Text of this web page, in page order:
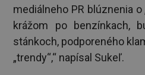
mediálneho PR blúznenia
krážom po benzínkach,
stánkoch, podporeného
„trendy“,“ napísal Sukeľ.